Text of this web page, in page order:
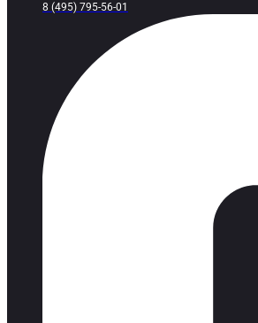
8 (495) 795-56-01